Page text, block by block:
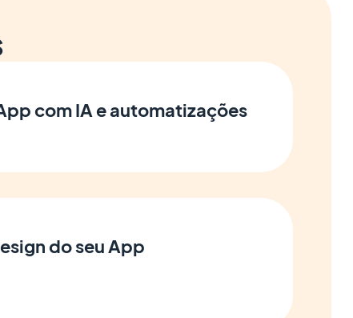
com IA e automatizações
do seu App